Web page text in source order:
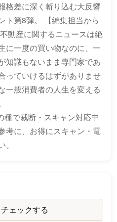
格差に深く斬り込む大反響
ト第8弾。 【編集担当から
動産に関するニュースは絶
に一度の買い物なのに、一
知識もないまま専門家であ
っていけるはずがありませ
一般消費者の人生を変える
種で裁断・スキャン対応中
考に、お得にスキャン・電
ェックする